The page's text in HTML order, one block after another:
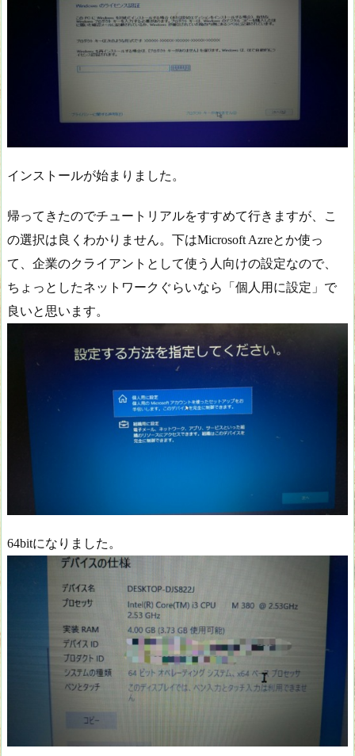
インストールが始まりました。
帰ってきたのでチュートリアルをすすめて行きますが、こ
の選択は良くわかりません。下はMicrosoft Azreとか使っ
て、企業のクライアントとして使う人向けの設定なので、
ちょっとしたネットワークぐらいなら「個人用に設定」で
良いと思います。
64bitになりました。